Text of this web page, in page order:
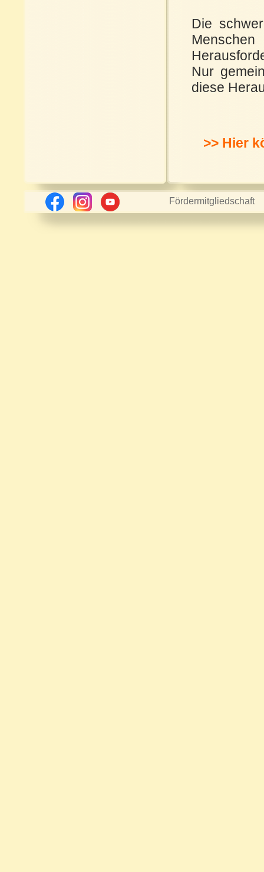
Die
Nur
diese
>> Hier
Fördermitgliedschaft